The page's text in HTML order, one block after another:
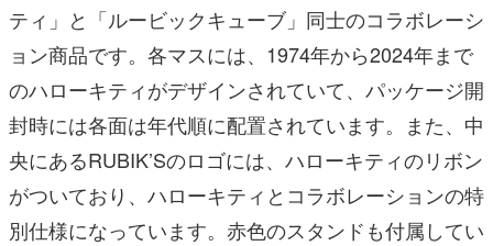
ティ」と「ルービックキューブ」同士のコラボレーシ
ョン商品です。各マスには、1974年から2024年まで
のハローキティがデザインされていて、パッケージ開
封時には各面は年代順に配置されています。また、中
央にあるRUBIK’Sのロゴには、ハローキティのリボン
がついており、ハローキティとコラボレーションの特
別仕様になっています。赤色のスタンドも付属してい